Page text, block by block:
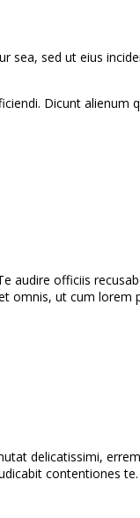
sea, sed ut eius
Dicunt alienum
audire officiis
omnis, ut cum
delicatissimi,
contentiones